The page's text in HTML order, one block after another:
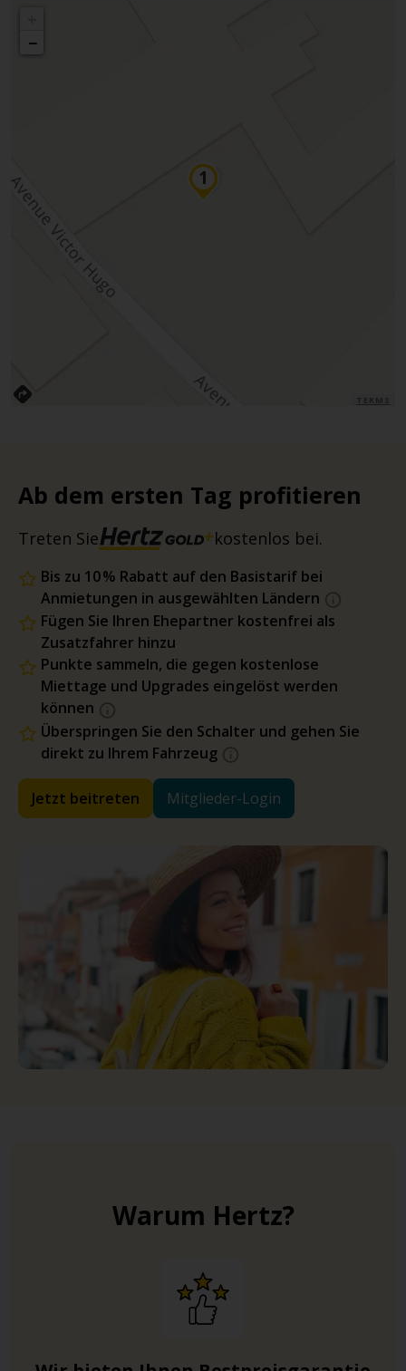
−
Ab dem ersten Tag profitieren
Treten Sie kostenlos bei.
Bis zu 10 % Rabatt auf den Basistarif bei
Anmietungen in ausgewählten Ländern
Fügen Sie Ihren Ehepartner kostenfrei als
Zusatzfahrer hinzu
Punkte sammeln, die gegen kostenlose
Miettage und Upgrades eingelöst werden
können
Überspringen Sie den Schalter und gehen Sie
direkt zu Ihrem Fahrzeug
Jetzt beitreten Mitglieder-Login
Warum Hertz?